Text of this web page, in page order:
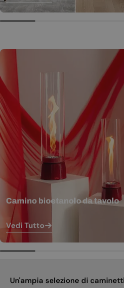
Camino bioetanolo da tavolo
Vedi Tutto
Un'ampia selezione di